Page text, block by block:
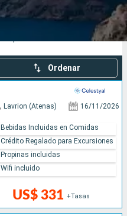
Buscar
Ordenar
Lavrion (Atenas) 16/11/2026
US$ 331 +Tasas
Bebidas Incluidas en Comidas
Crédito Regalado para Excursiones
Propinas incluidas
Wifi incluido